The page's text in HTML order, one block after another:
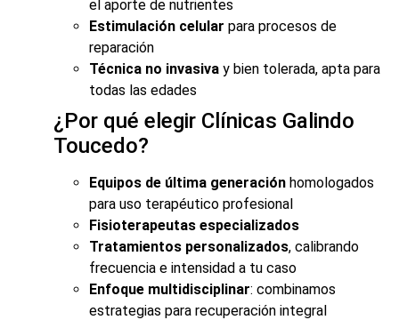
el aporte de nutrientes
Estimulación celular para procesos de
reparación
Técnica no invasiva y bien tolerada, apta para
todas las edades
¿Por qué elegir Clínicas Galindo
Toucedo?
Equipos de última generación homologados
para uso terapéutico profesional
Fisioterapeutas especializados
Tratamientos personalizados, calibrando
frecuencia e intensidad a tu caso
Enfoque multidisciplinar: combinamos
estrategias para recuperación integral